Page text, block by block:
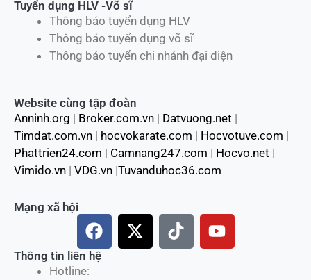
Tuyển dụng HLV -Võ sĩ
Thông báo tuyển dụng HLV
Thông báo tuyển dụng võ sĩ
Thông báo tuyển chi nhánh đại diện
Website cùng tập đoàn
Anninh.org | Broker.com.vn | Datvuong.net |
Timdat.com.vn | hocvokarate.com | Hocvotuve.com |
Phattrien24.com | Camnang247.com | Hocvo.net |
Vimido.vn | VDG.vn |Tuvanduhoc36.com
Hotline:
Mạng xã hội
F
a
c
X
-
T
i
Y
o
Thông tin liên hệ